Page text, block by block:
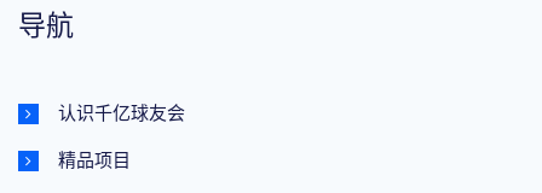
导航
认识千亿球友会
精品项目